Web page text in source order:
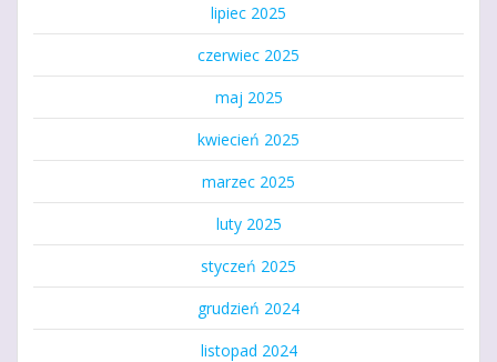
lipiec 2025
czerwiec 2025
maj 2025
kwiecień 2025
marzec 2025
luty 2025
styczeń 2025
grudzień 2024
listopad 2024